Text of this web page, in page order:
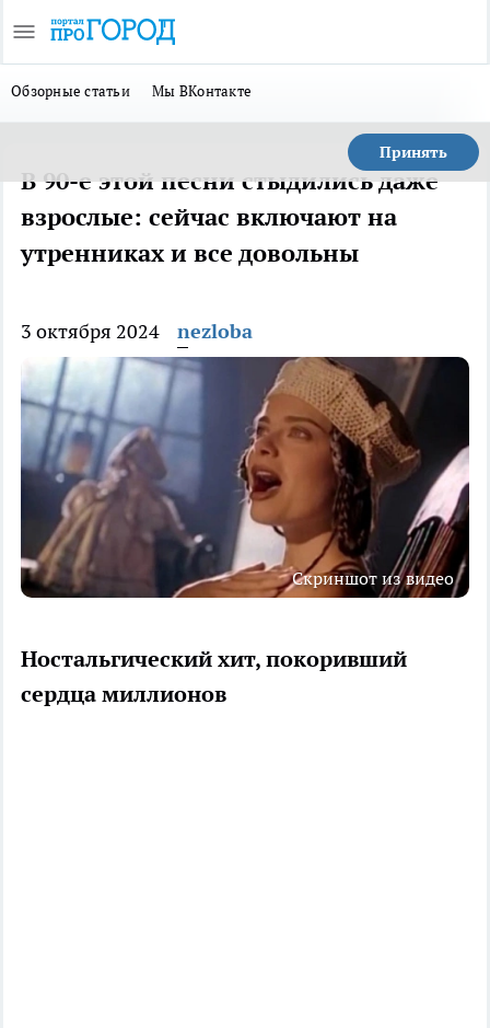
Обзорные статьи Мы ВКонтакте
Принять
В 90-е этой песни стыдились даже
взрослые: сейчас включают на
утренниках и все довольны
3 октября 2024 nezloba
Скриншот из видео
Ностальгический хит, покоривший
сердца миллионов